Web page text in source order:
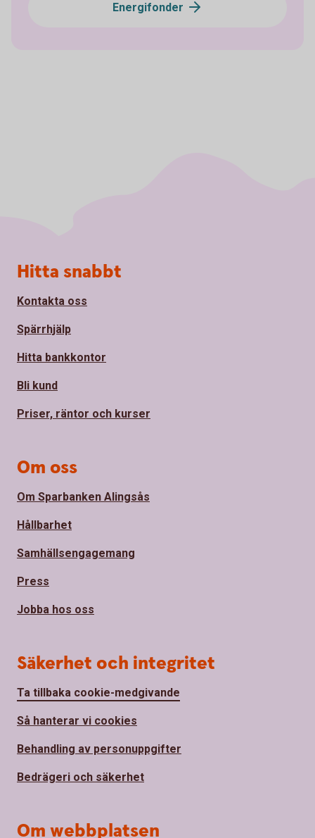
Energifonder
Sidfot
Hitta snabbt
Kontakta oss
Spärrhjälp
Hitta bankkontor
Bli kund
Priser, räntor och kurser
Om oss
Om Sparbanken Alingsås
Hållbarhet
Samhällsengagemang
Press
Jobba hos oss
Säkerhet och integritet
Ta tillbaka cookie-medgivande
Så hanterar vi cookies
Behandling av personuppgifter
Bedrägeri och säkerhet
Om webbplatsen